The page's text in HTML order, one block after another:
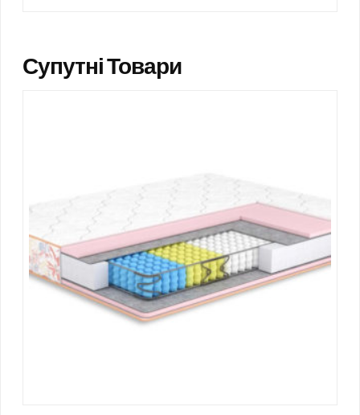
Супутні Товари